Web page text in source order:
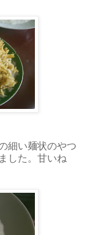
細い麺状のやつ
した。甘いね